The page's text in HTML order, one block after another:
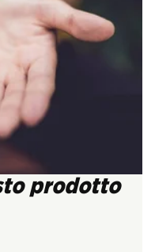
prodotto